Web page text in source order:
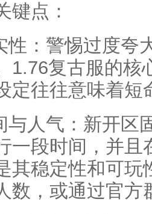
键点：
性：警惕过度夸
1.76复古服的核
定往往意味着短
与人气：新开区
一段时间，并
其稳定性和可
数，或通过官